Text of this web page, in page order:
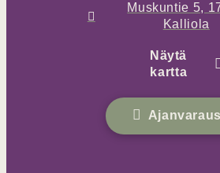
Muskuntie 5,
Kalliola
Näytä
kartta
Ajanvaraus